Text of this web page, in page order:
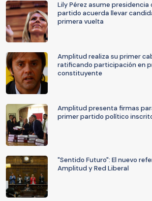
Lily Pérez asume
partido acuerda llevar
primera vuelta
Amplitud realiza su primer
ratificando participación en
constituyente
Amplitud presenta firmas
primer partido político
"Sentido Futuro": El nuevo
Amplitud y Red Liberal